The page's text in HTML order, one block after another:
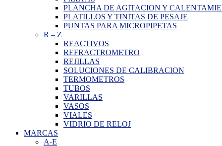
PLANCHA DE AGITACION Y
PLATILLOS Y TINITAS DE PESAJE
PUNTAS PARA MICROPIPETAS
R – Z
REACTIVOS
REFRACTROMETRO
REJILLAS
SOLUCIONES DE CALIBRACION
TERMOMETROS
TUBOS
VARILLAS
VASOS
VIALES
VIDRIO DE RELOJ
MARCAS
A-E